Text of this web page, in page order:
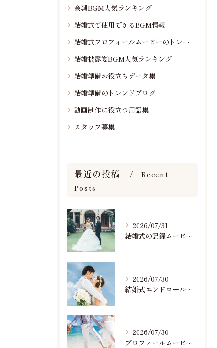
余興BGM人気ランキング
結婚式で使用できるBGM情報
結婚式プロフィールムービーのトレンド情報
結婚披露宴BGM人気ランキング
結婚準備お役立ちデータ集
結婚準備のトレンドブログ
動画制作に役立つ用語集
スタッフ募集
最近の投稿
Recent
Posts
2026/07/31
結婚式の記録ムービーの映像撮影スタッフを募集中です
2026/07/30
結婚式エンドロールで人気のおすすめBGM楽曲ランキング！(7/29最新)
2026/07/30
プロフィールムービーで人気おすすめのBGM楽曲ランキング！(7/29最新)